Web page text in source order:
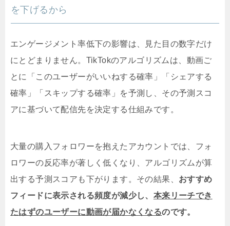
を下げるから
エンゲージメント率低下の影響は、見た目の数字だけ
にとどまりません。TikTokのアルゴリズムは、動画ご
とに「このユーザーがいいねする確率」「シェアする
確率」「スキップする確率」を予測し、その予測スコ
アに基づいて配信先を決定する仕組みです。
大量の購入フォロワーを抱えたアカウントでは、フォ
ロワーの反応率が著しく低くなり、アルゴリズムが算
出する予測スコアも下がります。その結果、 おすすめ
フィードに表示される頻度が減少し、 本来リーチでき
たはずのユーザーに動画が届かなくなるのです。